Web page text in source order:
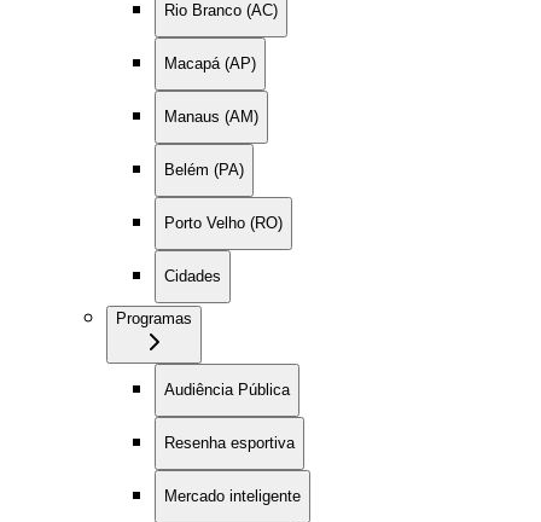
Rio Branco (AC)
Macapá (AP)
Manaus (AM)
Belém (PA)
Porto Velho (RO)
Cidades
Programas
Audiência Pública
Resenha esportiva
Mercado inteligente